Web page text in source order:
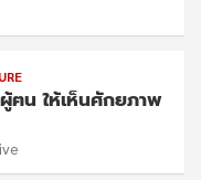
ฅน ให้เห็นศักยภาพ